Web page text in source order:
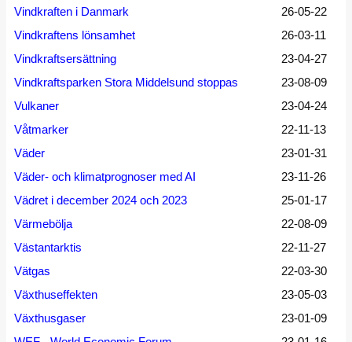
Vindkraften i Danmark
26-05-22
Vindkraftens lönsamhet
26-03-11
Vindkraftsersättning
23-04-27
Vindkraftsparken Stora Middelsund stoppas
23-08-09
Vulkaner
23-04-24
Våtmarker
22-11-13
Väder
23-01-31
Väder- och klimatprognoser med AI
23-11-26
Vädret i december 2024 och 2023
25-01-17
Värmebölja
22-08-09
Västantarktis
22-11-27
Vätgas
22-03-30
Växthuseffekten
23-05-03
Växthusgaser
23-01-09